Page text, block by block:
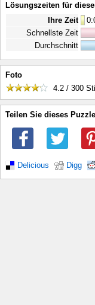
Lösungszeiten für
Ihre Zeit
0:
Schnellste Zeit
Durchschnitt
Foto
4.2 / 300
Teilen Sie dieses Puzzle
Delicious Digg